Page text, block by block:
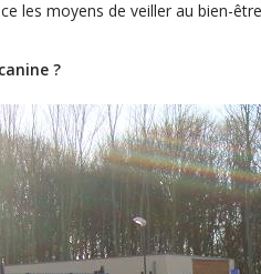
les moyens de veiller au bien-
?